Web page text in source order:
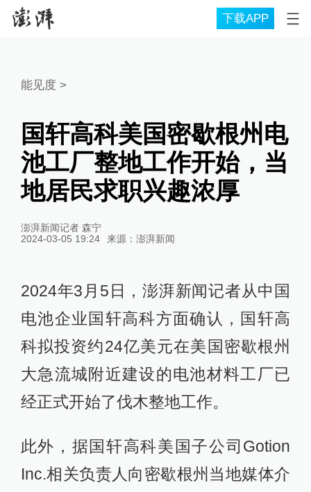
下载APP
能见度 >
国轩高科美国密歇根州电
池工厂整地工作开始，当
地居民求职兴趣浓厚
澎湃新闻记者 森宁
2024-03-05 19:24
来源： 澎湃新闻
2024年3月5日，澎湃新闻记者从中国
电池企业国轩高科方面确认，国轩高
科拟投资约24亿美元在美国密歇根州
大急流城附近建设的电池材料工厂已
经正式开始了伐木整地工作。
此外，据国轩高科美国子公司Gotion
Inc.相关负责人向密歇根州当地媒体介